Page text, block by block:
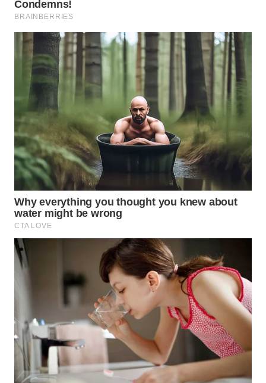
WN
WN
INDRAMAYU
KUNINGAN
WN
MAJALENGKA
SUBANG
WN
SUKABUMI
PURWAKARTA
WN
PRIANGAN
TIMUR
WN